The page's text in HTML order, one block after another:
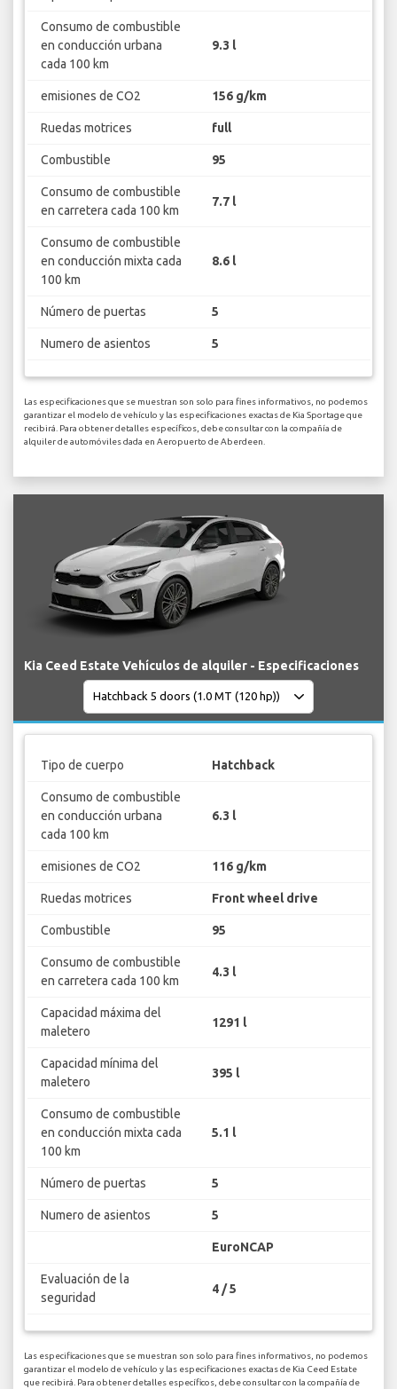
Consumo de combustible
en conducción urbana
cada 100 km
9.3 l
emisiones de CO2 156 g/km
Ruedas motrices full
Combustible 95
Consumo de combustible
en carretera cada 100 km
7.7 l
Consumo de combustible
en conducción mixta cada
100 km
8.6 l
Número de puertas 5
Numero de asientos 5
Las especificaciones que se muestran son solo para fines informativos, no podemos
garantizar el modelo de vehículo y las especificaciones exactas de Kia Sportage que
recibirá. Para obtener detalles específicos, debe consultar con la compañía de
alquiler de automóviles dada en Aeropuerto de Aberdeen.
Kia Ceed Estate Vehículos de alquiler - Especificaciones
Tipo de cuerpo Hatchback
Consumo de combustible
en conducción urbana
cada 100 km
6.3 l
emisiones de CO2 116 g/km
Ruedas motrices Front wheel drive
Combustible 95
Consumo de combustible
en carretera cada 100 km
4.3 l
Capacidad máxima del
maletero
1291 l
Capacidad mínima del
maletero
395 l
Consumo de combustible
en conducción mixta cada
100 km
5.1 l
Número de puertas 5
Numero de asientos 5
EuroNCAP
Evaluación de la
seguridad
4 / 5
Las especificaciones que se muestran son solo para fines informativos, no podemos
garantizar el modelo de vehículo y las especificaciones exactas de Kia Ceed Estate
que recibirá. Para obtener detalles específicos, debe consultar con la compañía de